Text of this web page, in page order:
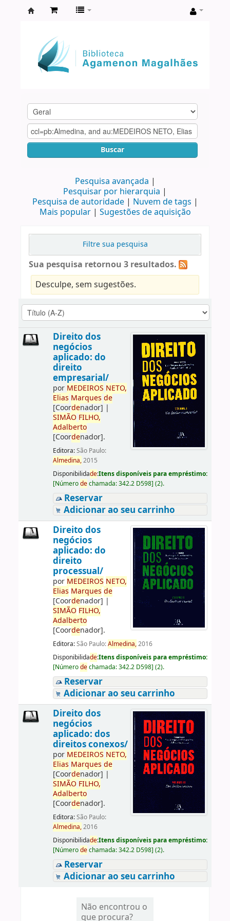
Agamenon
Magalhães
Buscar
Pesquisa avançada
Pesquisar por hierarquia
Pesquisa de autoridade
Nuvem de tags
Mais popular
Sugestões de aquisição
Filtre sua pesquisa
Sua pesquisa retornou 3 resultados.
Desculpe, sem sugestões.
Direito dos
negócios
aplicado: do
direito
empresarial/
por MEDEIROS NETO,
Elias Marques de
[Coordenador] |
SIMÃO FILHO,
Adalberto
[Coordenador].
Editora:São Paulo:
Almedina,2015
Disponibilidade:Itens disponíveis para empréstimo:
[Númerodechamada:342.2 D598] (2).
Reservar
Adicionar ao seu carrinho
Direito dos
negócios
aplicado: do
direito
processual/
por MEDEIROS NETO,
Elias Marques de
[Coordenador] |
SIMÃO FILHO,
Adalberto
[Coordenador].
Editora:São Paulo:Almedina,2016
Disponibilidade:Itens disponíveis para empréstimo:
[Númerodechamada:342.2 D598] (2).
Reservar
Adicionar ao seu carrinho
Direito dos
negócios
aplicado: dos
direitos conexos/
por MEDEIROS NETO,
Elias Marques de
[Coordenador] |
SIMÃO FILHO,
Adalberto
[Coordenador].
Editora:São Paulo:
Almedina,2016
Disponibilidade:Itens disponíveis para empréstimo:
[Númerodechamada:342.2 D598] (2).
Reservar
Adicionar ao seu carrinho
Não encontrou o
que procura?